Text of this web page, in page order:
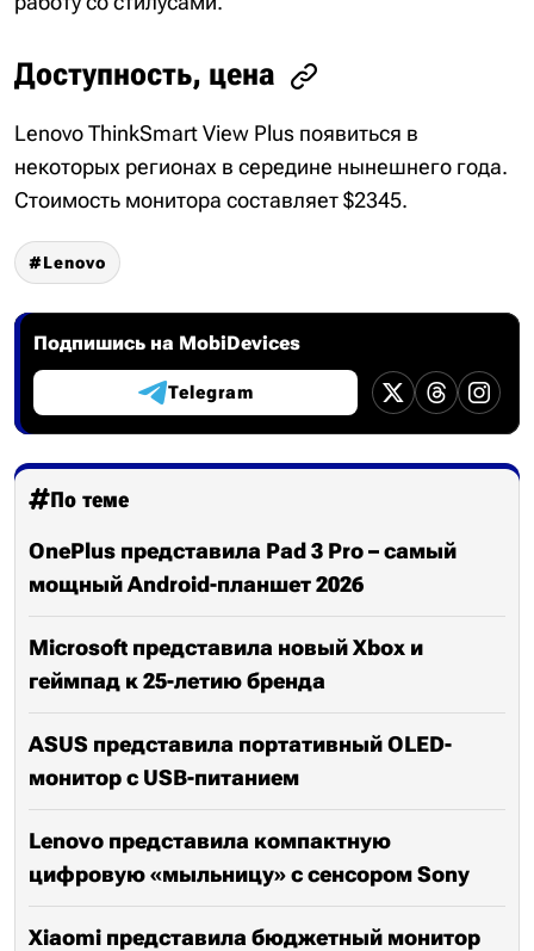
Доступность, цена
Lenovo ThinkSmart View Plus появиться в
некоторых регионах в середине нынешнего года.
Стоимость монитора составляет $2345.
Lenovo
Подпишись на MobiDevices
Telegram
По теме
OnePlus представила Pad 3 Pro – самый
мощный Android-планшет 2026
Microsoft представила новый Xbox и
геймпад к 25-летию бренда
ASUS представила портативный OLED-
монитор с USB-питанием
Lenovo представила компактную
цифровую «мыльницу» с сенсором Sony
Xiaomi представила бюджетный монитор